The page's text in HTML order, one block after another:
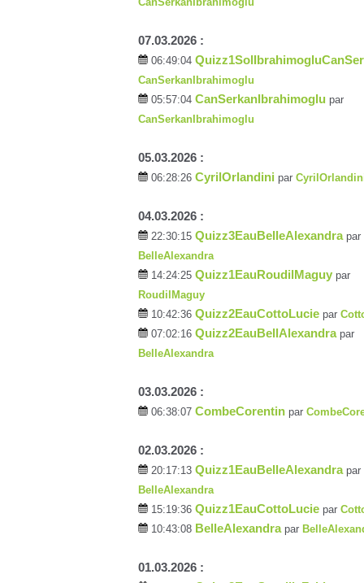
07.03.2026 :
06:49:04
CanSerkanIbrahimoglu
05:57:04 CanSerkanIbrahimoglu par
CanSerkanIbrahimoglu
05.03.2026 :
06:28:26 CyrilOrlandini par
04.03.2026 :
22:30:15 Quizz3EauBelleAlexandra par
BelleAlexandra
14:24:25 Quizz1EauRoudilMaguy par
RoudilMaguy
10:42:36 Quizz2EauCottoLucie par
07:02:16 Quizz2EauBellAlexandra par
BelleAlexandra
03.03.2026 :
06:38:07 CombeCorentin par
02.03.2026 :
20:17:13 Quizz1EauBelleAlexandra par
BelleAlexandra
15:19:36 Quizz1EauCottoLucie par
10:43:08 BelleAlexandra par
01.03.2026 :